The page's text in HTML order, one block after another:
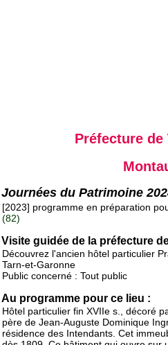
Préfecture de
Journées du Patrimoine
[2023] programme en préparation
(82)
Visite guidée de la préfecture
Découvrez l'ancien hôtel particulier
Tarn-et-Garonne
Public concerné : Tout public
Au programme pour ce lieu :
Hôtel particulier fin XVIIe s., décoré
père de Jean-Auguste Dominique
résidence des Intendants. Cet